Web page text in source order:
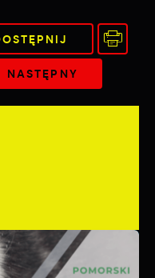
NASTĘPNY